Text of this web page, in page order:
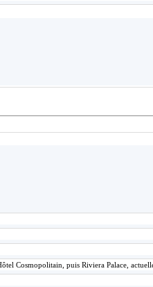
Cosmopolitain, puis Riviera Palace,